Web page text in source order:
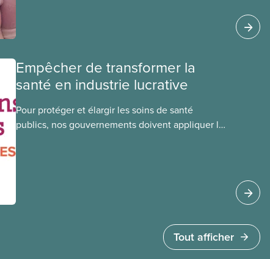
membre du Comité national pour la
justice raciale.
Empêcher de transformer la
santé en industrie lucrative
Pour protéger et élargir les soins de santé
publics, nos gouvernements doivent appliquer la
Tout afficher